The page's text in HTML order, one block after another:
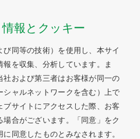
報とクッキー
同等の技術）を使用し、本サイ
を収集、分析しています。ま
および第三者はお客様が同一の
ャルネットワークを含む）上で
サイトにアクセスした際、お客
合がございます。「同意」をク
同意したものとみなされます。